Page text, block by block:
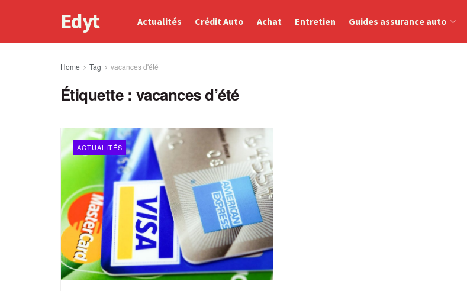
Edyt Actualités Crédit Auto Achat Entretien Guides assurance auto
Home Tag vacances d'été
Étiquette : vacances d’été
ACTUALITÉS